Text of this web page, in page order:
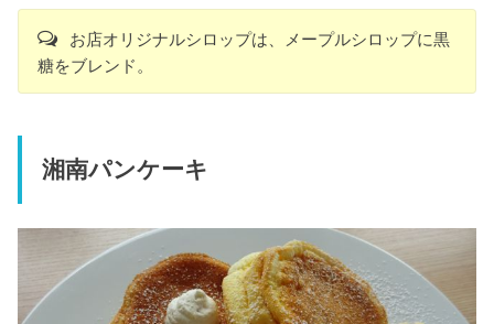
お店オリジナルシロップは、メープルシロップに黒
糖をブレンド。
湘南パンケーキ